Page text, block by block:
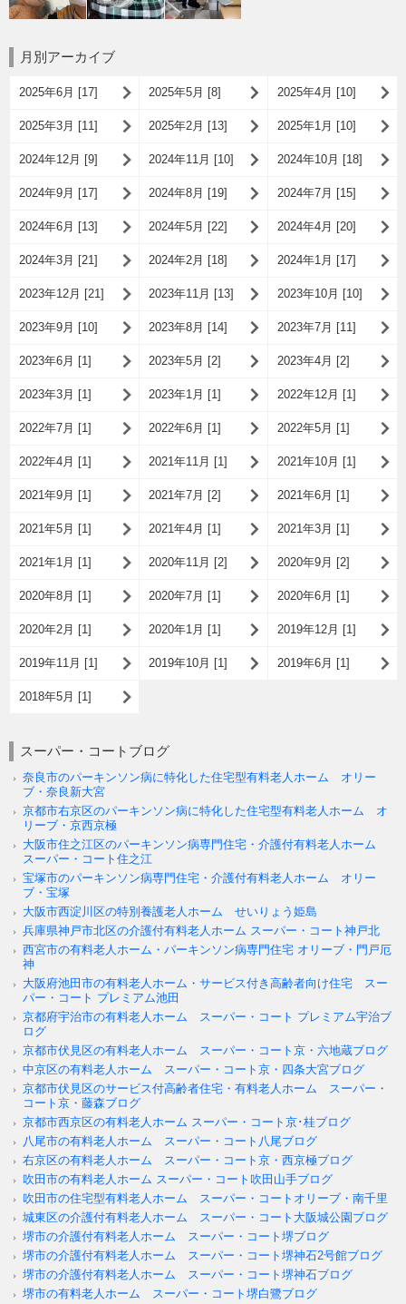
月別アーカイブ
2025年6月 [17] 2025年5月 [8] 2025年4月 [10]
2025年3月 [11] 2025年2月 [13] 2025年1月 [10]
2024年12月 [9] 2024年11月 [10] 2024年10月 [18]
2024年9月 [17] 2024年8月 [19] 2024年7月 [15]
2024年6月 [13] 2024年5月 [22] 2024年4月 [20]
2024年3月 [21] 2024年2月 [18] 2024年1月 [17]
2023年12月 [21] 2023年11月 [13] 2023年10月 [10]
2023年9月 [10] 2023年8月 [14] 2023年7月 [11]
2023年6月 [1] 2023年5月 [2] 2023年4月 [2]
2023年3月 [1] 2023年1月 [1] 2022年12月 [1]
2022年7月 [1] 2022年6月 [1] 2022年5月 [1]
2022年4月 [1] 2021年11月 [1] 2021年10月 [1]
2021年9月 [1] 2021年7月 [2] 2021年6月 [1]
2021年5月 [1] 2021年4月 [1] 2021年3月 [1]
2021年1月 [1] 2020年11月 [2] 2020年9月 [2]
2020年8月 [1] 2020年7月 [1] 2020年6月 [1]
2020年2月 [1] 2020年1月 [1] 2019年12月 [1]
2019年11月 [1] 2019年10月 [1] 2019年6月 [1]
2018年5月 [1]
スーパー・コートブログ
奈良市のパーキンソン病に特化した住宅型有料老人ホーム オリー
ブ・奈良新大宮
京都市右京区のパーキンソン病に特化した住宅型有料老人ホーム オ
リーブ・京西京極
大阪市住之江区のパーキンソン病専門住宅・介護付有料老人ホーム
スーパー・コート住之江
宝塚市のパーキンソン病専門住宅・介護付有料老人ホーム オリー
ブ・宝塚
大阪市西淀川区の特別養護老人ホーム せいりょう姫島
兵庫県神戸市北区の介護付有料老人ホーム スーパー・コート神戸北
西宮市の有料老人ホーム・パーキンソン病専門住宅 オリーブ・門戸厄
神
大阪府池田市の有料老人ホーム・サービス付き高齢者向け住宅 スー
パー・コート プレミアム池田
京都府宇治市の有料老人ホーム スーパー・コート プレミアム宇治ブ
ログ
京都市伏見区の有料老人ホーム スーパー・コート京・六地蔵ブログ
中京区の有料老人ホーム スーパー・コート京・四条大宮ブログ
京都市伏見区のサービス付高齢者住宅・有料老人ホーム スーパー・
コート京・藤森ブログ
京都市西京区の有料老人ホーム スーパー・コート京･桂ブログ
八尾市の有料老人ホーム スーパー・コート八尾ブログ
右京区の有料老人ホーム スーパー・コート京・西京極ブログ
吹田市の有料老人ホーム スーパー・コート吹田山手ブログ
吹田市の住宅型有料老人ホーム スーパー・コートオリーブ・南千里
城東区の介護付有料老人ホーム スーパー・コート大阪城公園ブログ
堺市の介護付有料老人ホーム スーパー・コート堺ブログ
堺市の介護付有料老人ホーム スーパー・コート堺神石2号館ブログ
堺市の介護付有料老人ホーム スーパー・コート堺神石ブログ
堺市の有料老人ホーム スーパー・コート堺白鷺ブログ